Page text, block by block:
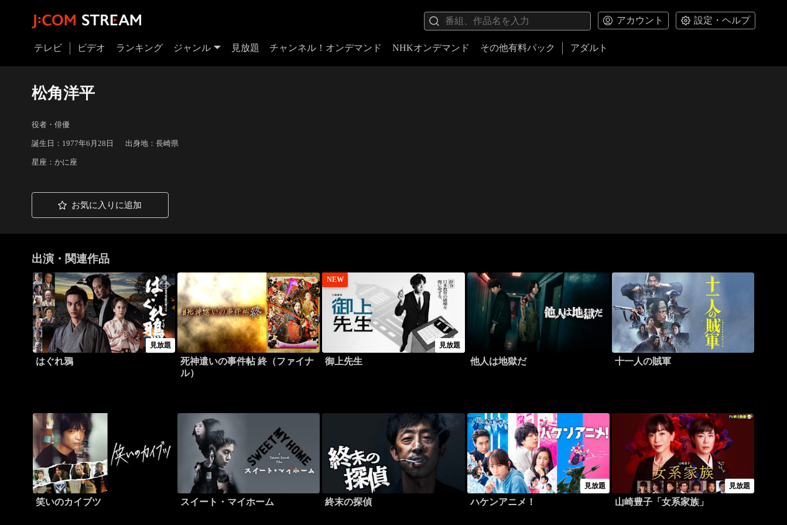
アカウント 設定・ヘルプ
テレビ ビデオ ランキング ジャンル 見放題 チャンネル！オンデマンド NHKオンデマンド その他有料パック アダルト
松角洋平
役者・俳優
誕生日：1977年6月28日 出身地：長崎県
星座：かに座
お気に入りに追加
出演・関連作品
見放題
はぐれ鴉
死神遣いの事件帖 終（ファイナ
ル）
NEW
見放題
御上先生 他人は地獄だ 十一人の賊軍
笑いのカイブツ スイート・マイホーム 終末の探偵
見放題
ハケンアニメ！
見放題
山崎豊子「女系家族」